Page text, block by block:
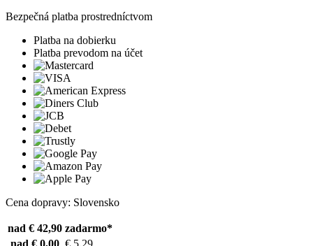
Bezpečná platba prostredníctvom
Platba na dobierku
Platba prevodom na účet
Cena dopravy: Slovensko
nad € 42,90 zadarmo*